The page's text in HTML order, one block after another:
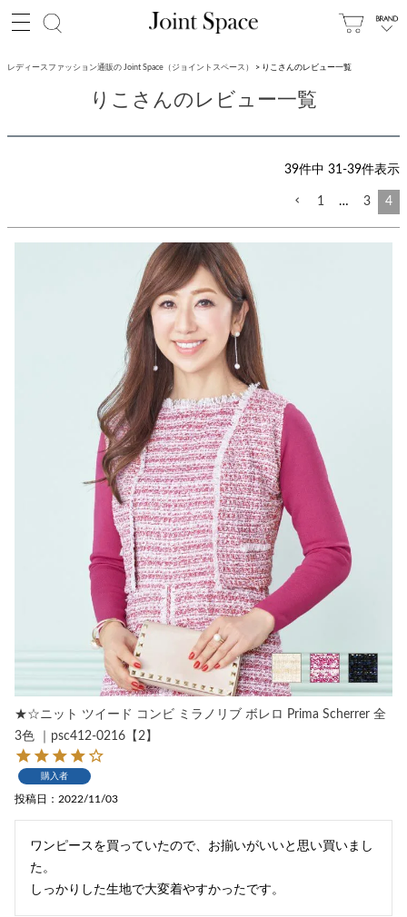
レディースファッション通販の Joint Space（ジョイントスペース） りこさんのレビュー一覧
りこさんのレビュー一覧
39件中 31-39件表示
1 … 3 4
★☆ニット ツイード コンビ ミラノリブ ボレロ Prima Scherrer 全
3色 ｜psc412-0216【2】
購入者
投稿日 2022/11/03
ワンピースを買っていたので、お揃いがいいと思い買いまし
た。